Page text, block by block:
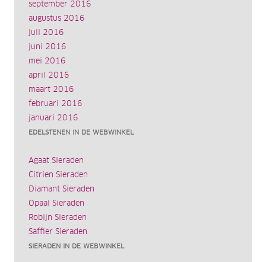
september 2016
augustus 2016
juli 2016
juni 2016
mei 2016
april 2016
maart 2016
februari 2016
januari 2016
EDELSTENEN IN DE WEBWINKEL
Agaat Sieraden
Citrien Sieraden
Diamant Sieraden
Opaal Sieraden
Robijn Sieraden
Saffier Sieraden
SIERADEN IN DE WEBWINKEL